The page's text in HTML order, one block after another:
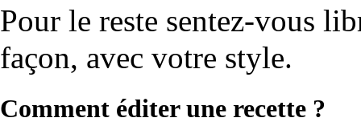
Pour le reste sentez-vous
façon, avec votre style.
Comment éditer une recette ?